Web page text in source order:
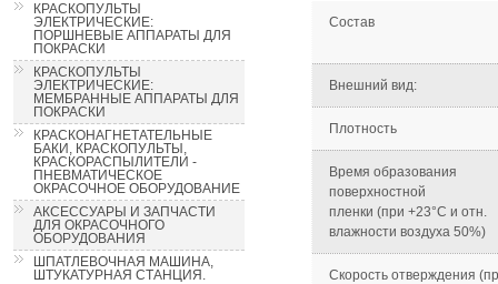
КРАСКОПУЛЬТЫ
ЭЛЕКТРИЧЕСКИЕ:
ПОРШНЕВЫЕ АППАРАТЫ ДЛЯ
ПОКРАСКИ
КРАСКОПУЛЬТЫ
ЭЛЕКТРИЧЕСКИЕ:
МЕМБРАННЫЕ АППАРАТЫ ДЛЯ
ПОКРАСКИ
КРАСКОНАГНЕТАТЕЛЬНЫЕ
БАКИ, КРАСКОПУЛЬТЫ,
КРАСКОРАСПЫЛИТЕЛИ -
ПНЕВМАТИЧЕСКОЕ
ОКРАСОЧНОЕ ОБОРУДОВАНИЕ
АКСЕССУАРЫ И ЗАПЧАСТИ
ДЛЯ ОКРАСОЧНОГО
ОБОРУДОВАНИЯ
ШПАТЛЕВОЧНАЯ МАШИНА,
ШТУКАТУРНАЯ СТАНЦИЯ.
Состав
Внешний вид:
Плотность
Время образования
поверхностной
пленки (при +23°С и отн.
влажности воздуха 50%)
Скорость отверждения